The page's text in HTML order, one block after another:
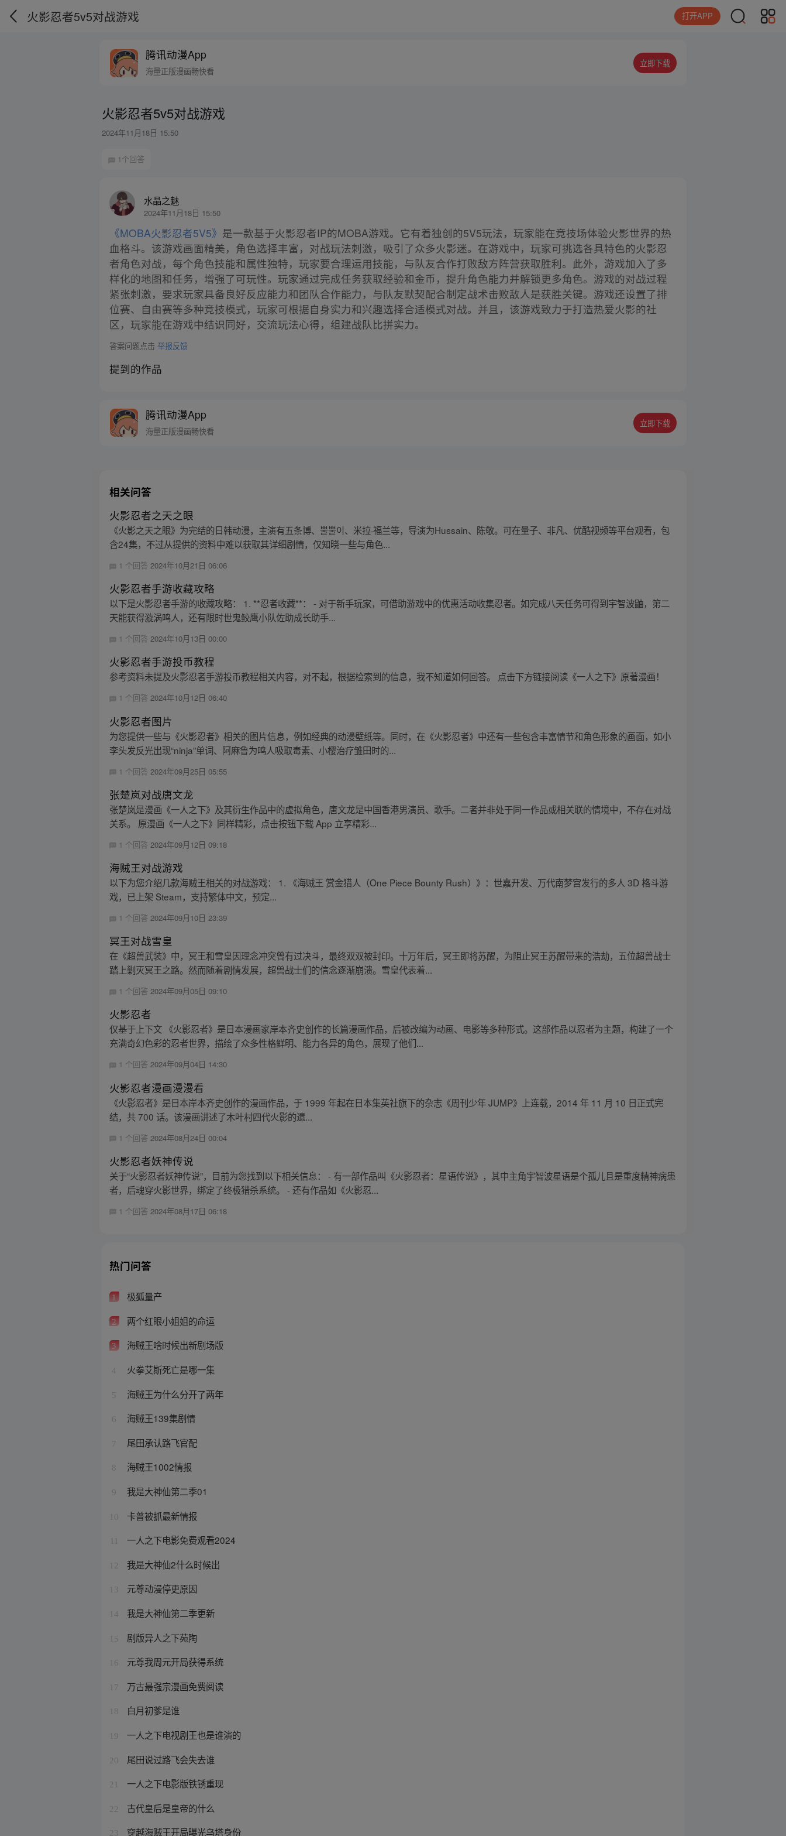
火影忍者5v5对战游戏 打开APP
腾讯动漫App
海量正版漫画畅快看
立即下载
火影忍者5v5对战游戏
2024年11月18日 15:50
1个回答
水晶之魅
2024年11月18日 15:50
《MOBA火影忍者5V5》 是一款基于火影忍者IP的MOBA游戏。它有着独创的5V5玩法，玩家能在竞技场体验火影世界的热
血格斗。该游戏画面精美，角色选择丰富，对战玩法刺激，吸引了众多火影迷。在游戏中，玩家可挑选各具特色的火影忍
者角色对战，每个角色技能和属性独特，玩家要合理运用技能，与队友合作打败敌方阵营获取胜利。此外，游戏加入了多
样化的地图和任务，增强了可玩性。玩家通过完成任务获取经验和金币，提升角色能力并解锁更多角色。游戏的对战过程
紧张刺激，要求玩家具备良好反应能力和团队合作能力，与队友默契配合制定战术击败敌人是获胜关键。游戏还设置了排
位赛、自由赛等多种竞技模式，玩家可根据自身实力和兴趣选择合适模式对战。并且，该游戏致力于打造热爱火影的社
区，玩家能在游戏中结识同好，交流玩法心得，组建战队比拼实力。
答案问题点击举报反馈
提到的作品
腾讯动漫App
海量正版漫画畅快看
立即下载
相关问答
火影忍者之天之眼
《火影之天之眼》为完结的日韩动漫，主演有五条博、뿔뿔이、米拉·福兰等，导演为Hussain、陈敬。可在量子、非凡、优酷视频等平台观看，包
含24集，不过从提供的资料中难以获取其详细剧情，仅知晓一些与角色...
1 个回答2024年10月21日 06:06
火影忍者手游收藏攻略
以下是火影忍者手游的收藏攻略： 1. **忍者收藏**： - 对于新手玩家，可借助游戏中的优惠活动收集忍者。如完成八天任务可得到宇智波鼬，第二
天能获得漩涡鸣人，还有限时世鬼鲛鹰小队佐助成长助手...
1 个回答2024年10月13日 00:00
火影忍者手游投币教程
参考资料未提及火影忍者手游投币教程相关内容，对不起，根据检索到的信息，我不知道如何回答。 点击下方链接阅读《一人之下》原著漫画！
1 个回答2024年10月12日 06:40
火影忍者图片
为您提供一些与《火影忍者》相关的图片信息，例如经典的动漫壁纸等。同时，在《火影忍者》中还有一些包含丰富情节和角色形象的画面，如小
李头发反光出现“ninja”单词、阿麻鲁为鸣人吸取毒素、小樱治疗雏田时的...
1 个回答 2024年09月25日 05:55
张楚岚对战唐文龙
张楚岚是漫画《一人之下》及其衍生作品中的虚拟角色，唐文龙是中国香港男演员、歌手。二者并非处于同一作品或相关联的情境中，不存在对战
关系。 原漫画《一人之下》同样精彩，点击按钮下载 App 立享精彩...
1 个回答 2024年09月12日 09:18
海贼王对战游戏
以下为您介绍几款海贼王相关的对战游戏： 1. 《海贼王 赏金猎人（One Piece Bounty Rush）》：世嘉开发、万代南梦宫发行的多人 3D 格斗游
戏，已上架 Steam，支持繁体中文，预定...
1 个回答2024年09月10日 23:39
冥王对战雪皇
在《超兽武装》中，冥王和雪皇因理念冲突曾有过决斗，最终双双被封印。十万年后，冥王即将苏醒，为阻止冥王苏醒带来的浩劫，五位超兽战士
踏上剿灭冥王之路。然而随着剧情发展，超兽战士们的信念逐渐崩溃。雪皇代表着...
1 个回答2024年09月05日 09:10
火影忍者
仅基于上下文 《火影忍者》是日本漫画家岸本齐史创作的长篇漫画作品，后被改编为动画、电影等多种形式。这部作品以忍者为主题，构建了一个
充满奇幻色彩的忍者世界，描绘了众多性格鲜明、能力各异的角色，展现了他们...
1 个回答2024年09月04日 14:30
火影忍者漫画漫漫看
《火影忍者》是日本岸本齐史创作的漫画作品，于 1999 年起在日本集英社旗下的杂志《周刊少年 JUMP》上连载，2014 年 11 月 10 日正式完
结，共 700 话。该漫画讲述了木叶村四代火影的遗...
1 个回答 2024年08月24日 00:04
火影忍者妖神传说
关于“火影忍者妖神传说”，目前为您找到以下相关信息： - 有一部作品叫《火影忍者：星语传说》，其中主角宇智波星语是个孤儿且是重度精神病患
者，后魂穿火影世界，绑定了终极猎杀系统。 - 还有作品如《火影忍...
1 个回答 2024年08月17日 06:18
热门问答
1 极狐量产
2 两个红眼小姐姐的命运
3 海贼王啥时候出新剧场版
4 火拳艾斯死亡是哪一集
5 海贼王为什么分开了两年
6 海贼王139集剧情
7 尾田承认路飞官配
8 海贼王1002情报
9 我是大神仙第二季01
10 卡普被抓最新情报
一人之下电影免费观看2024
12 我是大神仙2什么时候出
13 元尊动漫停更原因
14 我是大神仙第二季更新
15 剧版异人之下苑陶
16 元尊我周元开局获得系统
17 万古最强宗漫画免费阅读
18 白月初爹是谁
19 一人之下电视剧王也是谁演的
20 尾田说过路飞会失去谁
21 一人之下电影版铁锈重现
22 古代皇后是皇帝的什么
23 穿越海贼王开局曝光乌塔身份